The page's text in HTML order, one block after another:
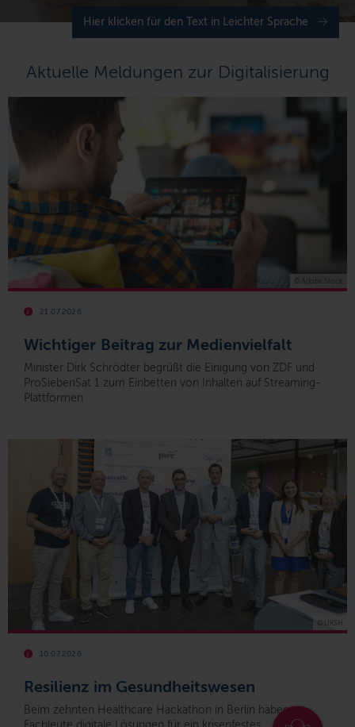
Hier klicken für den Text in Leichter Sprache
Aktuelle Meldungen zur Digitalisierung
Wichtiger Beitrag zur Medienvielfalt
21.07.2026
Minister Dirk Schrödter begrüßt die Einigung von ZDF und
ProSiebenSat 1 zum Einbetten von Inhalten auf Streaming-
Plattformen
Resilienz im Gesundheitswesen
10.07.2026
Beim zehnten Healthcare Hackathon in Berlin haben
© UKSH